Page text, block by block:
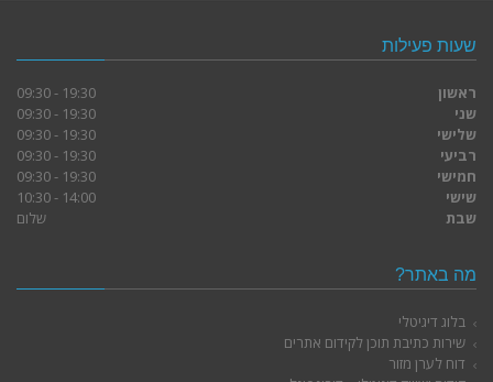
שעות פעילות
ראשון
19:30 - 09:30
שני
19:30 - 09:30
שלישי
19:30 - 09:30
רביעי
19:30 - 09:30
חמישי
19:30 - 09:30
שישי
14:00 - 10:30
שבת
שלום
מה באתר?
בלוג דיגיטלי
שירות כתיבת תוכן לקידום אתרים
דוח לערן מזור